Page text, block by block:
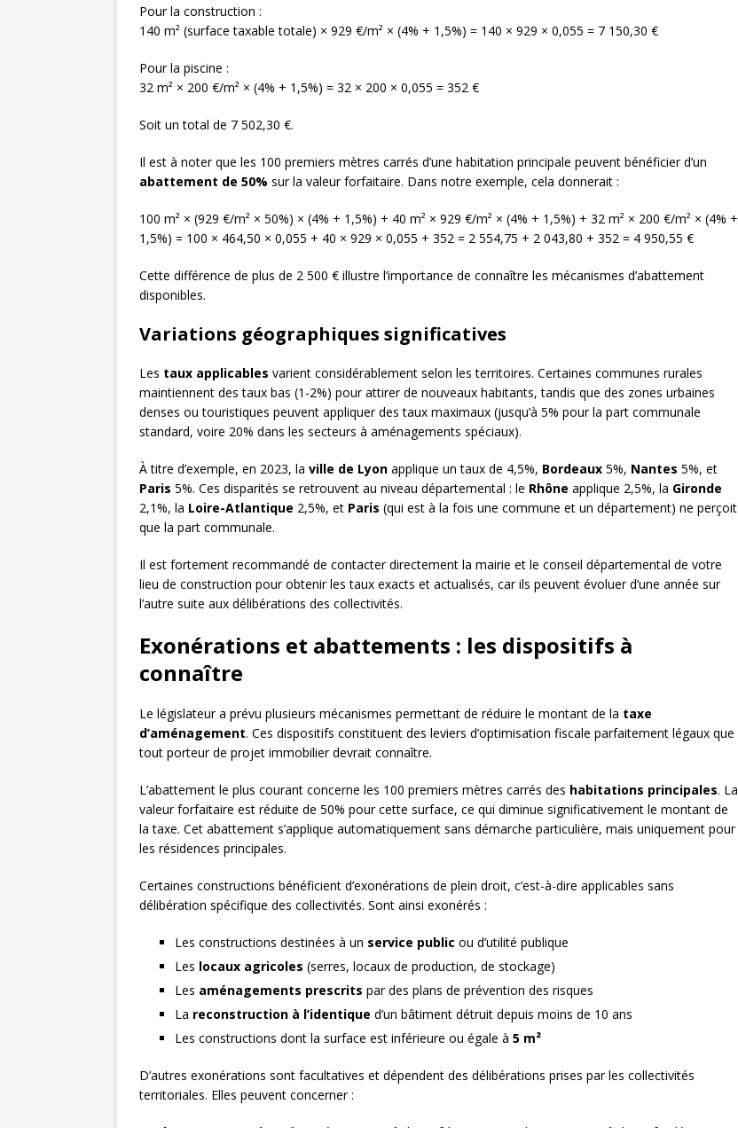
Pour la construction :
140 m² (surface taxable totale) × 929 €/m² × (4% + 1,5%) = 140 × 929 × 0,055 = 7 150,30 €
Pour la piscine :
32 m² × 200 €/m² × (4% + 1,5%) = 32 × 200 × 0,055 = 352 €
Soit un total de 7 502,30 €.
Il est à noter que les 100 premiers mètres carrés d’une habitation principale peuvent bénéficier d’un
abattement de 50% sur la valeur forfaitaire. Dans notre exemple, cela donnerait :
100 m² × (929 €/m² × 50%) × (4% + 1,5%) + 40 m² × 929 €/m² × (4% + 1,5%) + 32 m² × 200 €/m² × (4% +
1,5%) = 100 × 464,50 × 0,055 + 40 × 929 × 0,055 + 352 = 2 554,75 + 2 043,80 + 352 = 4 950,55 €
Cette différence de plus de 2 500 € illustre l’importance de connaître les mécanismes d’abattement
disponibles.
Variations géographiques significatives
Les taux applicables varient considérablement selon les territoires. Certaines communes rurales
maintiennent des taux bas (1-2%) pour attirer de nouveaux habitants, tandis que des zones urbaines
denses ou touristiques peuvent appliquer des taux maximaux (jusqu’à 5% pour la part communale
standard, voire 20% dans les secteurs à aménagements spéciaux).
À titre d’exemple, en 2023, la ville de Lyon applique un taux de 4,5%, Bordeaux 5%, Nantes 5%, et
Paris 5%. Ces disparités se retrouvent au niveau départemental : le Rhône applique 2,5%, la Gironde
2,1%, la Loire-Atlantique 2,5%, et Paris (qui est à la fois une commune et un département) ne perçoit
que la part communale.
Il est fortement recommandé de contacter directement la mairie et le conseil départemental de votre
lieu de construction pour obtenir les taux exacts et actualisés, car ils peuvent évoluer d’une année sur
l’autre suite aux délibérations des collectivités.
Exonérations et abattements : les dispositifs à
connaître
Le législateur a prévu plusieurs mécanismes permettant de réduire le montant de la taxe
d’aménagement. Ces dispositifs constituent des leviers d’optimisation fiscale parfaitement légaux que
tout porteur de projet immobilier devrait connaître.
L’abattement le plus courant concerne les 100 premiers mètres carrés des habitations principales. La
valeur forfaitaire est réduite de 50% pour cette surface, ce qui diminue significativement le montant de
la taxe. Cet abattement s’applique automatiquement sans démarche particulière, mais uniquement pour
les résidences principales.
Certaines constructions bénéficient d’exonérations de plein droit, c’est-à-dire applicables sans
délibération spécifique des collectivités. Sont ainsi exonérés :
Les constructions destinées à un service public ou d’utilité publique
Les locaux agricoles (serres, locaux de production, de stockage)
Les aménagements prescrits par des plans de prévention des risques
La reconstruction à l’identique d’un bâtiment détruit depuis moins de 10 ans
Les constructions dont la surface est inférieure ou égale à 5 m²
D’autres exonérations sont facultatives et dépendent des délibérations prises par les collectivités
territoriales. Elles peuvent concerner :